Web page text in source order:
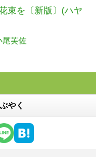
束を〔新版〕(ハヤ
尾芙佐
やく